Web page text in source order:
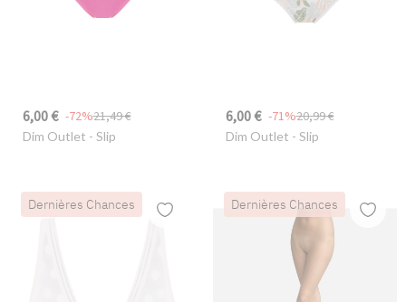
6,00 € 21,49 €
-72%
Dim Outlet - Slip
6,00 € 20,99 €
-71%
Dim Outlet - Slip
Dernières Chances Dernières Chances